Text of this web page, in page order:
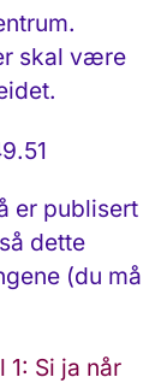
skal være
er publisert
dette
(du må
Si ja når